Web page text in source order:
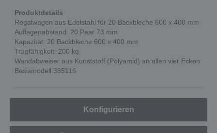
Produktdetails
Regalwagen aus Edelstahl für 20 Backbleche 600 x 400 mm
Auflagenabstand: 20 Paar 73 mm
Kapazität: 20 Backbleche 600 x 400 mm
Tragfähigkeit: 200 kg
Wandabweiser aus Kunststoff (Polyamid) an allen vier Ecken
Basismodell 385116
Konfigurieren